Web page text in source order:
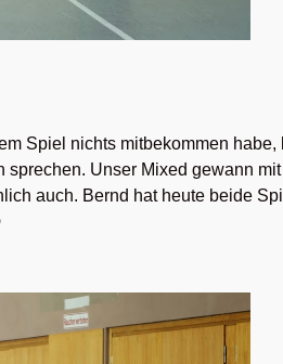
Spiel nichts mitbekommen
Unser Mixed gewann
auch. Bernd hat heute beide